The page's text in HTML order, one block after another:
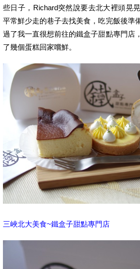
些日子，Richard突然說要去北大裡頭晃
平常鮮少走的巷子去找美食，吃完飯後準
過了我一直很想前往的鐵盒子甜點專門店
了幾個蛋糕回家嚐鮮。
三峽北大美食~鐵盒子甜點專門店